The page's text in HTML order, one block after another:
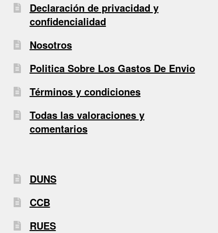
Declaración de privacidad y
confidencialidad
Nosotros
Politica Sobre Los Gastos De Envio
Términos y condiciones
Todas las valoraciones y
comentarios
DUNS
CCB
RUES